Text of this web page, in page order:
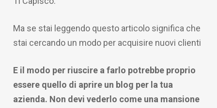
Ma se stai leggendo questo articolo significa che
stai cercando un modo per acquisire nuovi clienti
E il modo per riuscire a farlo potrebbe proprio
essere quello di aprire un blog per la tua
azienda. Non devi vederlo come una mansione